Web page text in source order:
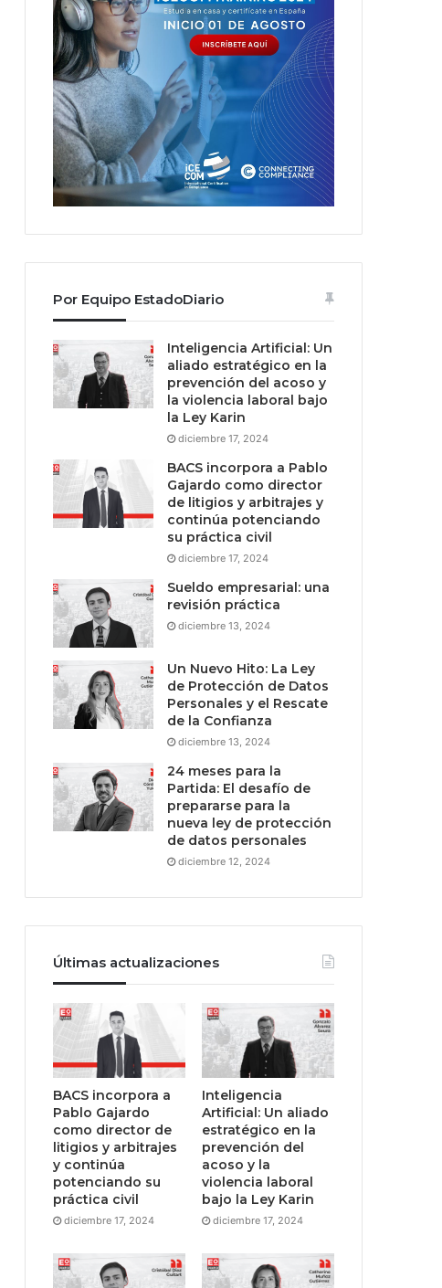
Por Equipo EstadoDiario
Inteligencia Artificial: Un
aliado estratégico en la
prevención del acoso y
la violencia laboral bajo
la Ley Karin
diciembre 17, 2024
BACS incorpora a Pablo
Gajardo como director
de litigios y arbitrajes y
continúa potenciando
su práctica civil
diciembre 17, 2024
Sueldo empresarial: una
revisión práctica
diciembre 13, 2024
Un Nuevo Hito: La Ley
de Protección de Datos
Personales y el Rescate
de la Confianza
diciembre 13, 2024
24 meses para la
Partida: El desafío de
prepararse para la
nueva ley de protección
de datos personales
diciembre 12, 2024
Últimas actualizaciones
BACS incorpora a
Pablo Gajardo
como director de
litigios y arbitrajes
y continúa
potenciando su
práctica civil
diciembre 17, 2024
Inteligencia
Artificial: Un aliado
estratégico en la
prevención del
acoso y la
violencia laboral
bajo la Ley Karin
diciembre 17, 2024